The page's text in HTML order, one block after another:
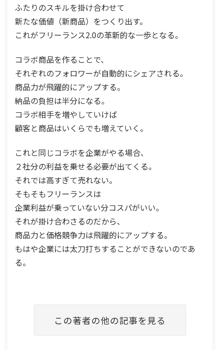
ふたりのスキルを掛け合わせて
新たな価値（新商品）をつくり出す。
これがフリーランス2.0の革新的な一歩となる。
コラボ商品を作ることで、
それぞれのフォロワーが自動的にシェアされる。
商品力が飛躍的にアップする。
納品の負担は半分になる。
コラボ相手を増やしていけば
顧客と商品はいくらでも増えていく。
これと同じコラボを企業がやる場合、
２社分の利益を乗せる必要が出てくる。
それでは高すぎて売れない。
そもそもフリーランスは
企業利益が乗っていない分コスパがいい。
それが掛け合わさるのだから、
商品力と価格競争力は飛躍的にアップする。
もはや企業には太刀打ちすることができないのであ
る。
この著者の他の記事を見る